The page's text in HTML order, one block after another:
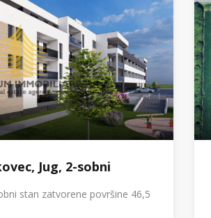
Jug, 2-sobni
stan zatvorene površine 46,5